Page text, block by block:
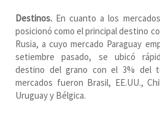
Destinos. En cuanto a los
posicionó como el principal destino
Rusia, a cuyo mercado Paraguay
setiembre pasado, se ubicó
destino del grano con el 3% del
mercados fueron Brasil, EE.UU.,
Uruguay y Bélgica.